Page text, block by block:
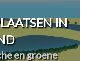
IN
en groene